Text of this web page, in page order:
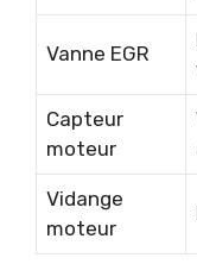
Vanne EGR
Capteur
moteur
Vidange
moteur